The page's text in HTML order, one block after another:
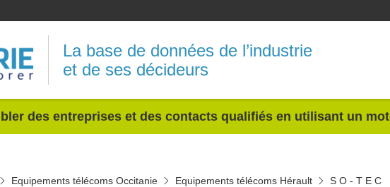
La base de données de l’industrie
et de ses décideurs
des entreprises et des contacts qualifiés en utilisant un
Equipements télécoms Occitanie Equipements télécoms Hérault S O - T E C